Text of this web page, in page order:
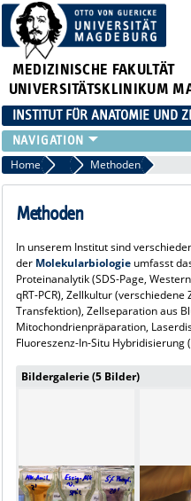
MEDIZINISCHE FAKULTÄT
UNIVERSITÄTSKLINIKUM
INSTITUT FÜR ANATOMIE UND
FORSCHUNG
LEHRE
INSTITUT
KONTAKT
Home InstitutMethoden
Methoden
In unserem Institut sind
der Molekularbiologie umfasst
Proteinanalytik (SDS-Page,
qRT-PCR), Zellkultur
Transfektion), Zellseparation aus
Mitochondrienpräparation,
Fluoreszenz-In-Situ Hybridisierung
Bildergalerie (5 Bilder)